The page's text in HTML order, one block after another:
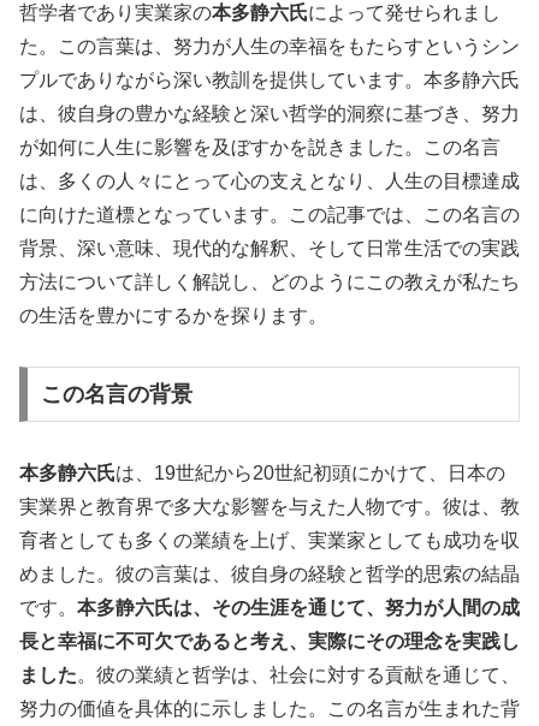
哲学者であり実業家の本多静六氏によって発せられまし
た。この言葉は、努力が人生の幸福をもたらすというシン
プルでありながら深い教訓を提供しています。本多静六氏
は、彼自身の豊かな経験と深い哲学的洞察に基づき、努力
が如何に人生に影響を及ぼすかを説きました。この名言
は、多くの人々にとって心の支えとなり、人生の目標達成
に向けた道標となっています。この記事では、この名言の
背景、深い意味、現代的な解釈、そして日常生活での実践
方法について詳しく解説し、どのようにこの教えが私たち
の生活を豊かにするかを探ります。
この名言の背景
本多静六氏は、19世紀から20世紀初頭にかけて、日本の
実業界と教育界で多大な影響を与えた人物です。彼は、教
育者としても多くの業績を上げ、実業家としても成功を収
めました。彼の言葉は、彼自身の経験と哲学的思索の結晶
です。 本多静六氏は、その生涯を通じて、努力が人間の成
長と幸福に不可欠であると考え、実際にその理念を実践し
ました。彼の業績と哲学は、社会に対する貢献を通じて、
努力の価値を具体的に示しました。この名言が生まれた背